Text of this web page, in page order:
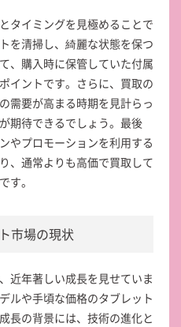
タイミングを見極めることで
を清掃し、綺麗な状態を保つ
、購入時に保管していた付属
イントです。さらに、買取の
需要が高まる時期を見計らっ
期待できるでしょう。最後
やプロモーションを利用する
、通常よりも高価で買取して
す。
市場の現状
近年著しい成長を見せていま
ルや手頃な価格のタブレット
長の背景には、技術の進化と